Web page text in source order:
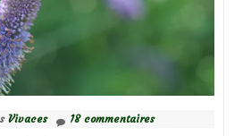
Vivaces 18 commentaires